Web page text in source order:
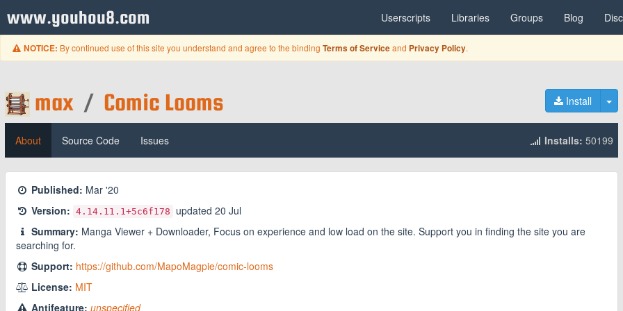
www.youhou8.com Userscripts Libraries Groups Blog
NOTICE: By continued use of this site you understand and agree to the bindingTerms of Serviceand Privacy Policy.
Install
max / Comic Looms
About Source Code Issues Installs: 50199
Published: Mar '20
Version: 4.14.11.1+5c6f178 updated 20 Jul
Summary: Manga Viewer + Downloader, Focus on experience and low load on the site. Support you in finding the site you are
searching for.
Support: https://github.com/MapoMagpie/comic-looms
License: MIT
Antifeature: unspecified